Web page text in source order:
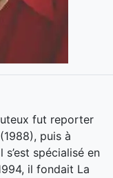
fut reporter
puis à
spécialisé en
il fondait La